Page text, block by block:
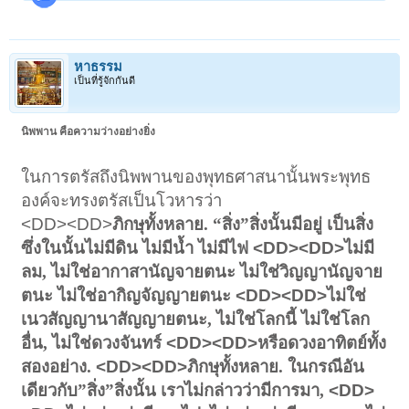
หาธรรม
เป็นที่รู้จักกันดี
นิพพาน คือความว่างอย่างยิ่ง
ในการตรัสถึงนิพพานของพุทธศาสนานั้นพระพุทธ
องค์จะทรงตรัสเป็นโวหารว่า
<DD><DD>ภิกษุทั้งหลาย. “สิ่ง”สิ่งนั้นมีอยู่ เป็นสิ่ง
ซึ่งในนั้นไม่มีดิน ไม่มีน้ำ ไม่มีไฟ<DD><DD>ไม่มี
ลม, ไม่ใช่อากาสานัญจายตนะ ไม่ใช่วิญญานัญจาย
ตนะ ไม่ใช่อากิญจัญญายตนะ<DD><DD>ไม่ใช่
เนวสัญญานาสัญญายตนะ, ไม่ใช่โลกนี้ ไม่ใช่โลก
อื่น, ไม่ใช่ดวงจันทร์<DD><DD>หรือดวงอาทิตย์ทั้ง
สองอย่าง.<DD><DD>ภิกษุทั้งหลาย. ในกรณีอัน
เดียวกับ”สิ่ง”สิ่งนั้น เราไม่กล่าวว่ามีการมา,<DD>